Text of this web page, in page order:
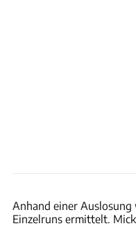
Anhand einer
Einzelruns ermittelt. Mick